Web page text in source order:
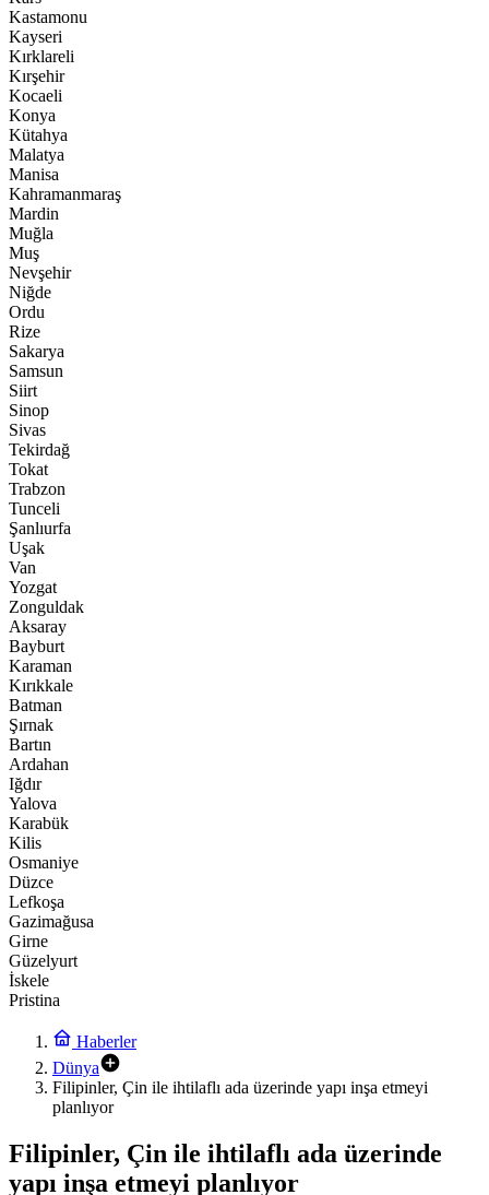
Kastamonu
Kayseri
Kırklareli
Kırşehir
Kocaeli
Konya
Kütahya
Malatya
Manisa
Kahramanmaraş
Mardin
Muğla
Muş
Nevşehir
Niğde
Ordu
Rize
Sakarya
Samsun
Siirt
Sinop
Sivas
Tekirdağ
Tokat
Trabzon
Tunceli
Şanlıurfa
Uşak
Van
Yozgat
Zonguldak
Aksaray
Bayburt
Karaman
Kırıkkale
Batman
Şırnak
Bartın
Ardahan
Iğdır
Yalova
Karabük
Kilis
Osmaniye
Düzce
Lefkoşa
Gazimağusa
Girne
Güzelyurt
İskele
Pristina
Haberler
Dünya
Filipinler, Çin ile ihtilaflı ada üzerinde yapı inşa etmeyi
planlıyor
Filipinler, Çin ile ihtilaflı ada üzerinde
yapı inşa etmeyi planlıyor